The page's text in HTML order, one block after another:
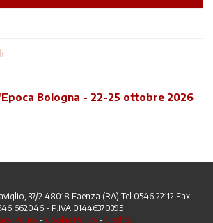
37/2 48018 Faenza (RA) Tel 0546 22112 Fax:
662046 - P.IVA 01446370395
Policy- Cookie Policy- Credits